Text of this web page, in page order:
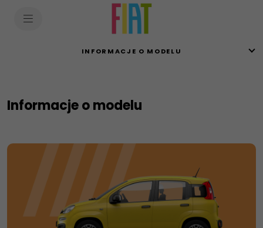
INFORMACJE O MODELU
Informacje o modelu